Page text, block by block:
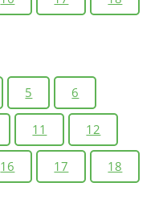
5 6
11 12
16 17 18